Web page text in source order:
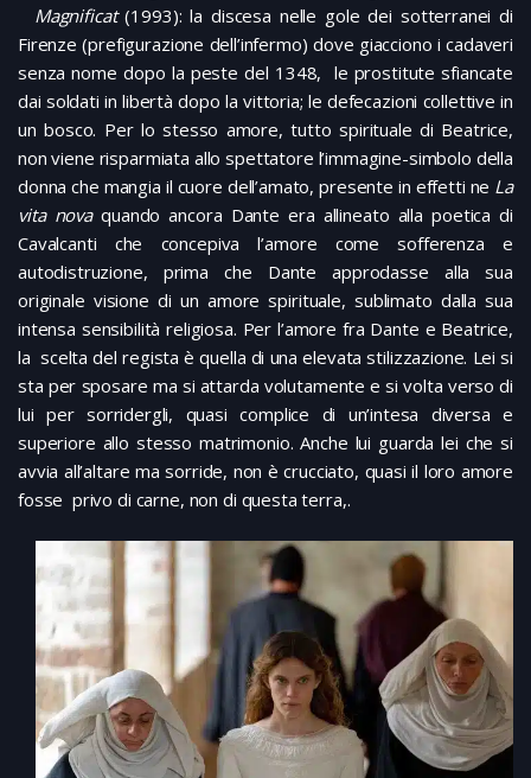
Magnificat(1993): la discesa nelle gole dei sotterranei di
Firenze (prefigurazione dell’infermo) dove giacciono i cadaveri
senza nome dopo la peste del 1348, le prostitute sfiancate
dai soldati in libertà dopo la vittoria; le defecazioni collettive in
un bosco. Per lo stesso amore, tutto spirituale di Beatrice,
non viene risparmiata allo spettatore l’immagine-simbolo della
donna che mangia il cuore dell’amato, presente in effetti ne La
vita novaquando ancora Dante era allineato alla poetica di
Cavalcanti che concepiva l’amore come sofferenza e
autodistruzione, prima che Dante approdasse alla sua
originale visione di un amore spirituale, sublimato dalla sua
intensa sensibilità religiosa. Per l’amore fra Dante e Beatrice,
la scelta del regista è quella di una elevata stilizzazione. Lei si
sta per sposare ma si attarda volutamente e si volta verso di
lui per sorridergli, quasi complice di un’intesa diversa e
superiore allo stesso matrimonio. Anche lui guarda lei che si
avvia all’altare ma sorride, non è crucciato, quasi il loro amore
fosse privo di carne, non di questa terra,.